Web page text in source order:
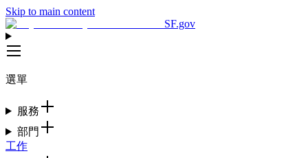
Skip to main content
SF.gov
選單
服務
部門
工作